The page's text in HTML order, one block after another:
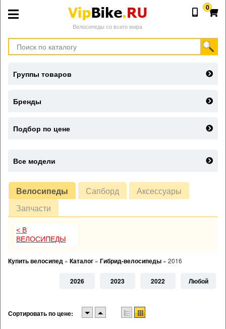
Велосипеды со всего мира
0
Велосипеды Сапборд
Аксессуары
Запчасти
< В
ВЕЛОСИПЕДЫ
Купить велосипед » Каталог » Гибрид-велосипеды » 2016
2026 2023 2022 Любой
Сортировать по цене:
Группы товаров
Бренды
Подбор по цене
Все модели